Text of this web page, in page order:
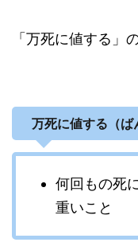
「万死に値する」
万死に値する（ば
何回もの死
重いこと